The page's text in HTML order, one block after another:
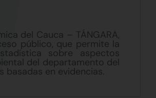
del Cauca – TÁNGARA,
público, que permite la
sobre aspectos
del departamento del
basadas en evidencias.